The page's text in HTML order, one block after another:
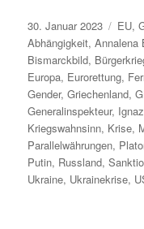
Veröffentlicht
am
30. Januar 2023 EU,
Abhängigkeit,Annalena
Bismarckbild,
Europa, Eurorettung,
Gender,Griechenland,
Generalinspekteur,
Kriegswahnsinn, Krise,
Parallelwährungen,
Putin, Russland,
Ukraine, Ukrainekrise,